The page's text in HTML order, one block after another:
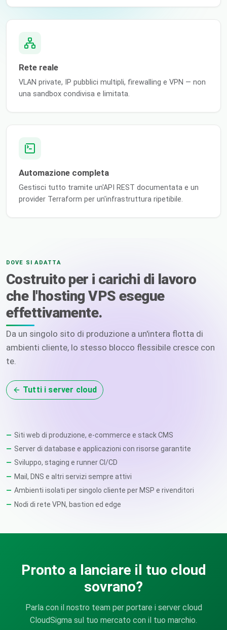
Rete reale
VLAN private, IP pubblici multipli, firewalling e VPN — non
una sandbox condivisa e limitata.
Automazione completa
Gestisci tutto tramite un'API REST documentata e un
provider Terraform per un'infrastruttura ripetibile.
DOVE SI ADATTA
Costruito per i carichi di lavoro
che l'hosting VPS esegue
effettivamente.
Da un singolo sito di produzione a un'intera flotta di
ambienti cliente, lo stesso blocco flessibile cresce con
te.
Tutti i server cloud
Siti web di produzione, e-commerce e stack CMS
Server di database e applicazioni con risorse garantite
Sviluppo, staging e runner CI/CD
Mail, DNS e altri servizi sempre attivi
Ambienti isolati per singolo cliente per MSP e rivenditori
Nodi di rete VPN, bastion ed edge
Pronto a lanciare il tuo cloud
sovrano?
Parla con il nostro team per portare i server cloud
CloudSigma sul tuo mercato con il tuo marchio.